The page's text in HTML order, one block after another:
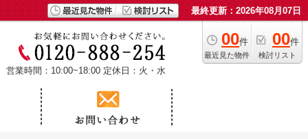
最終更新：2026年08月07日
00件
最近見た物件
00件
検討リスト
営業時間：10:00~18:00 定休日：火・水